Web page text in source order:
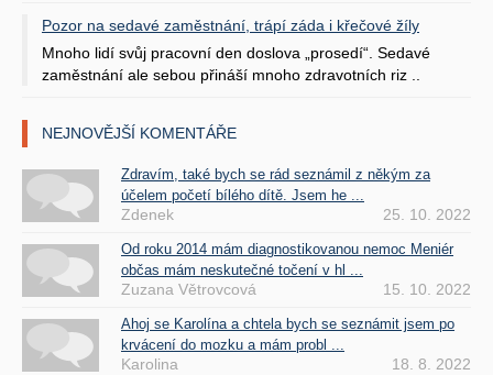
Pozor na sedavé zaměstnání, trápí záda i křečové žíly
Mnoho lidí svůj pracovní den doslova „prosedí“. Sedavé
zaměstnání ale sebou přináší mnoho zdravotních riz ..
NEJNOVĚJŠÍ KOMENTÁŘE
Zdravím, také bych se rád seznámil z někým za
účelem početí bílého dítě. Jsem he ...
Zdenek 25. 10. 2022
Od roku 2014 mám diagnostikovanou nemoc Meniér
občas mám neskutečné točení v hl ...
Zuzana Větrovcová 15. 10. 2022
Ahoj se Karolína a chtela bych se seznámit jsem po
krvácení do mozku a mám probl ...
Karolina 18. 8. 2022